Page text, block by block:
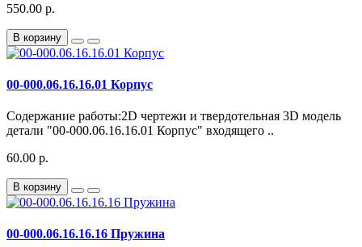
550.00 р.
В корзину
00-000.06.16.16.01 Корпус
Содержание работы:2D чертежи и твердотельная 3D модель
детали "00-000.06.16.16.01 Корпус" входящего ..
60.00 р.
В корзину
00-000.06.16.16.16 Пружина